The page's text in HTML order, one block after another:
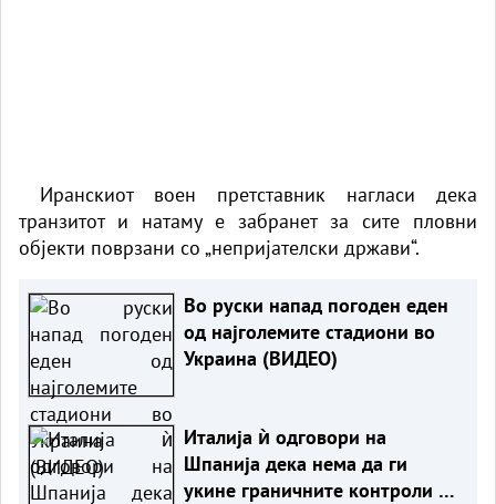
Иранскиот воен претставник нагласи дека
транзитот и натаму е забранет за сите пловни
објекти поврзани со „непријателски држави“.
Во руски напад погоден еден
од најголемите стадиони во
Украина (ВИДЕО)
Италија ѝ одговори на
Шпанија дека нема да ги
укине граничните контроли сè